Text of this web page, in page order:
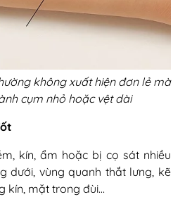
không xuất hiện đơn lẻ mà
cụm nhỏ hoặc vệt dài
kín, ẩm hoặc bị cọ sát nhiều
dưới, vùng quanh thắt lưng, kẽ
kín, mặt trong đùi…